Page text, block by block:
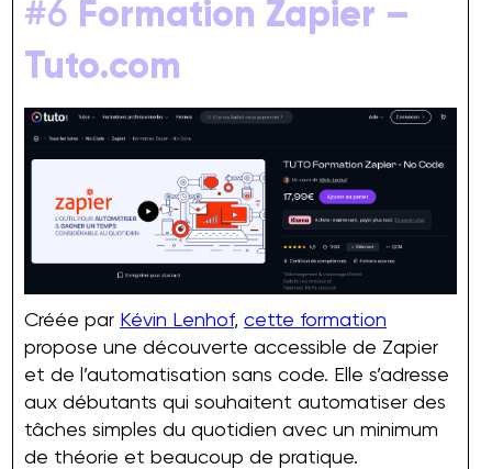
#6 Formation Zapier –
Tuto.com
Créée par Kévin Lenhof, cette formation
propose une découverte accessible de Zapier
et de l’automatisation sans code. Elle s’adresse
aux débutants qui souhaitent automatiser des
tâches simples du quotidien avec un minimum
de théorie et beaucoup de pratique.